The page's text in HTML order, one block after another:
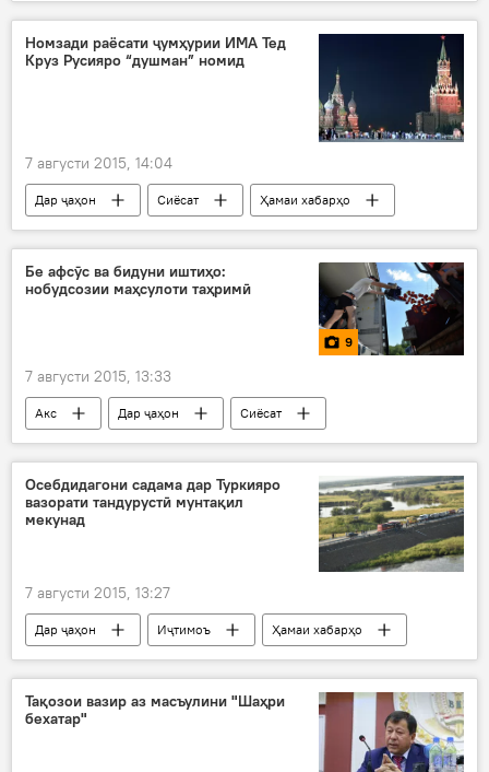
Ҳамаи хабарҳо
Душанбе
Қоҳир Расулзода
Номзади раёсати ҷумҳурии ИМА Тед
Круз Русияро “душман” номид
7 августи 2015, 14:04
Дар ҷаҳон Сиёсат
Ҳамаи хабарҳо
ИМА
Эрон
Маскав
Қосим Сулаймонӣ
Тед Круз
Пентагон
изҳори назар
номзад ба мақоми президенти ИМА дар бораи Русия
Бе афсӯс ва бидуни иштиҳо:
нобудсозии маҳсулоти таҳримӣ
9
7 августи 2015, 13:33
Акс Дар ҷаҳон
Сиёсат
Ҳамаи хабарҳо
Осебдидагони садама дар Туркияро
вазорати тандурустӣ мунтақил
мекунад
7 августи 2015, 13:27
Дар ҷаҳон Иҷтимоъ
Ҳамаи хабарҳо
Туркия
Анқара
садамаи автобус дар Туркия бо сайёҳони ИДМ
Тақозои вазир аз масъулини "Шаҳри
бехатар"